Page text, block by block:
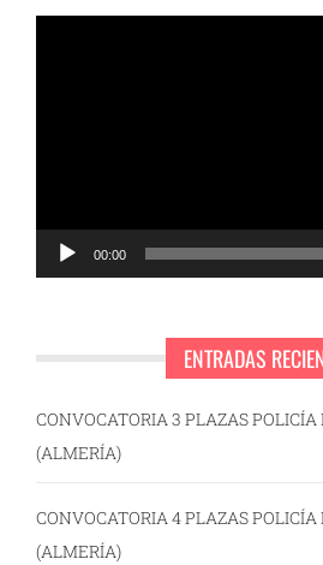
00:00
ENTRADAS
CONVOCATORIA 3 PLAZAS
(ALMERÍA)
CONVOCATORIA 4 PLAZAS
(ALMERÍA)